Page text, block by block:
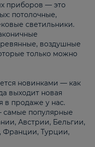
приборов — это
потолочные,
светильники.
воздушные
только можно
новинками — как
выходит новая
в продаже у нас.
самые популярные
Австрии, Бельгии,
Турции,